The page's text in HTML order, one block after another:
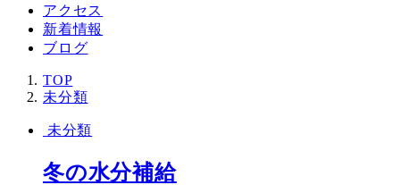
アクセス
新着情報
ブログ
TOP
未分類
未分類
冬の水分補給